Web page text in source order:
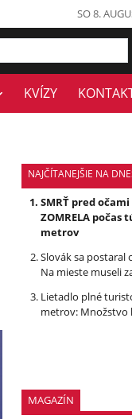
SO 8.
KVÍZY
NAJČÍTANEJŠIE NA
SMRŤ pred
ZOMRELA počas
metrov
Slovák sa postaral
Na mieste museli
Lietadlo plné
metrov: Množstvo
MAGAZÍN